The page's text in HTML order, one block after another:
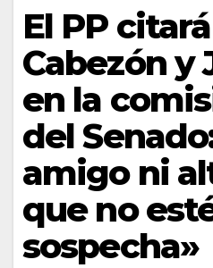
El PP
Cabezón y
en la
del
amigo ni
que no
sospecha»